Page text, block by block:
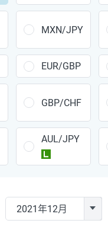
28円
38円
34円
35円
16円
130円
140円
MXN/JPY
EUR/GBP
GBP/CHF
AUL/JPY